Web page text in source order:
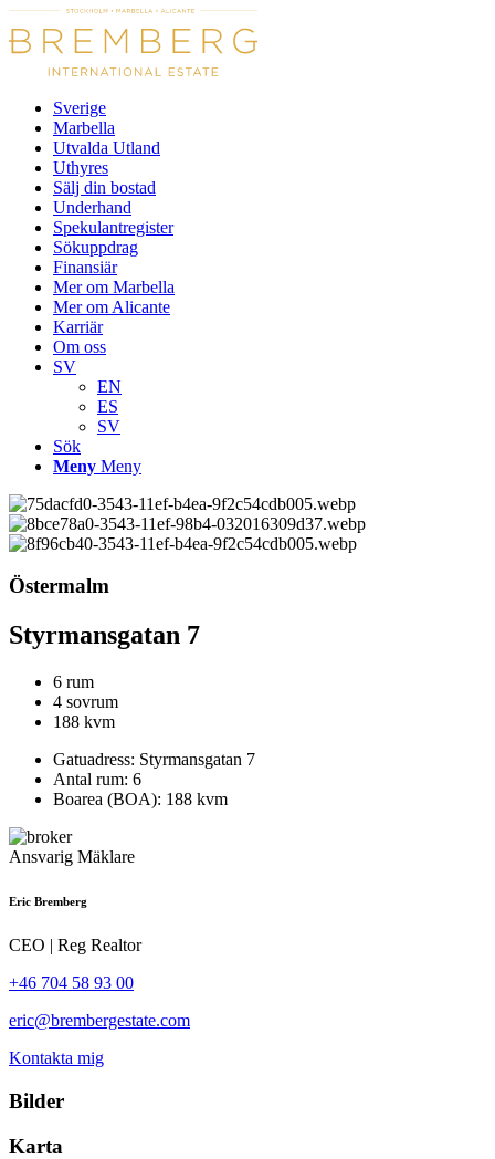
Sverige
Marbella
Utvalda Utland
Uthyres
Sälj din bostad
Underhand
Spekulantregister
Sökuppdrag
Finansiär
Mer om Marbella
Mer om Alicante
Karriär
Om oss
SV
EN
ES
SV
Sök
Meny Meny
Östermalm
Styrmansgatan 7
6 rum
4 sovrum
188 kvm
Gatuadress: Styrmansgatan 7
Antal rum: 6
Boarea (BOA): 188 kvm
Ansvarig Mäklare
Eric Bremberg
CEO | Reg Realtor
+46 704 58 93 00
eric@brembergestate.com
Kontakta mig
Bilder
Karta